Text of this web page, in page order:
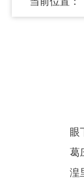
眼
葛
湟